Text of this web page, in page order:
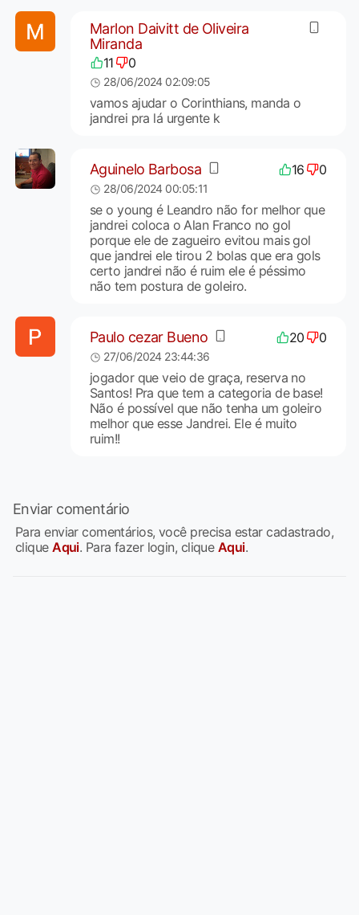
Marlon Daivitt de Oliveira
Miranda
11 0
28/06/2024 02:09:05
vamos ajudar o Corinthians, manda o
jandrei pra lá urgente k
Aguinelo Barbosa 16 0
28/06/2024 00:05:11
se o young é Leandro não for melhor que
jandrei coloca o Alan Franco no gol
porque ele de zagueiro evitou mais gol
que jandrei ele tirou 2 bolas que era gols
certo jandrei não é ruim ele é péssimo
não tem postura de goleiro.
Paulo cezar Bueno 20 0
27/06/2024 23:44:36
jogador que veio de graça, reserva no
Santos! Pra que tem a categoria de base!
Não é possível que não tenha um goleiro
melhor que esse Jandrei. Ele é muito
ruim!!
Enviar comentário
Para enviar comentários, você precisa estar cadastrado,
cliqueAqui. Para fazer login, clique Aqui.